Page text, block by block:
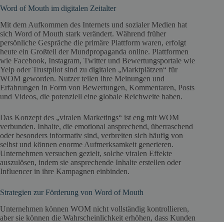
Word of Mouth im digitalen Zeitalter
Mit dem Aufkommen des Internets und sozialer Medien hat
sich Word of Mouth stark verändert. Während früher
persönliche Gespräche die primäre Plattform waren, erfolgt
heute ein Großteil der Mundpropaganda online. Plattformen
wie Facebook, Instagram, Twitter und Bewertungsportale wie
Yelp oder Trustpilot sind zu digitalen „Marktplätzen“ für
WOM geworden. Nutzer teilen ihre Meinungen und
Erfahrungen in Form von Bewertungen, Kommentaren, Posts
und Videos, die potenziell eine globale Reichweite haben.
Das Konzept des „viralen Marketings“ ist eng mit WOM
verbunden. Inhalte, die emotional ansprechend, überraschend
oder besonders informativ sind, verbreiten sich häufig von
selbst und können enorme Aufmerksamkeit generieren.
Unternehmen versuchen gezielt, solche viralen Effekte
auszulösen, indem sie ansprechende Inhalte erstellen oder
Influencer in ihre Kampagnen einbinden.
Strategien zur Förderung von Word of Mouth
Unternehmen können WOM nicht vollständig kontrollieren,
aber sie können die Wahrscheinlichkeit erhöhen, dass Kunden